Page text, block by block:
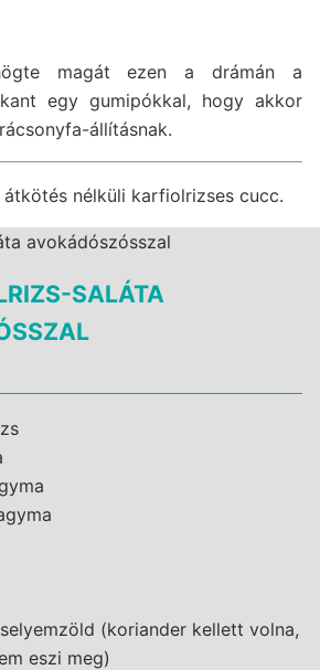
magát ezen a drámán a
egy gumipókkal, hogy akkor
állításnak.
nélküli karfiolrizses cucc.
SALÁTA
(koriander kellett volna,
eszi meg)